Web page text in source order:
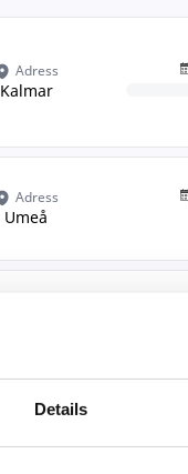
Details
Adress
Kalmar
Adress
Umeå